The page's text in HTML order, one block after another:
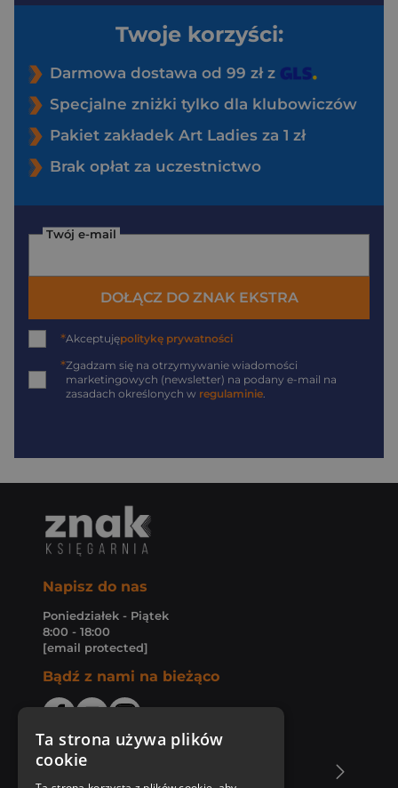
Twoje korzyści:
Darmowa dostawa od 99 zł z
Specjalne zniżki tylko dla klubowiczów
Pakiet zakładek Art Ladies za 1 zł
Brak opłat za uczestnictwo
Twój e-mail
DOŁĄCZ DO ZNAK EKSTRA
*Akceptujępolitykę prywatności
*Zgadzam się na otrzymywanie wiadomości
marketingowych (newsletter) na podany e-mail na
zasadach określonych w regulaminie.
Napisz do nas
Poniedziałek - Piątek
8:00 - 18:00
[email protected]
Bądź z nami na bieżąco
Ta strona używa plików
cookie